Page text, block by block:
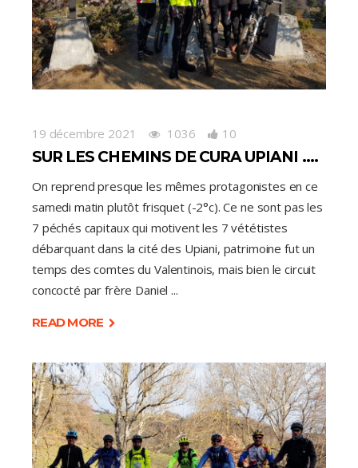
19 décembre 2021 1036 10
SUR LES CHEMINS DE CURA UPIANI ….
On reprend presque les mêmes protagonistes en ce
samedi matin plutôt frisquet (-2°c). Ce ne sont pas les
7 péchés capitaux qui motivent les 7 vététistes
débarquant dans la cité des Upiani, patrimoine fut un
temps des comtes du Valentinois, mais bien le circuit
concocté par frère Daniel
READ MORE